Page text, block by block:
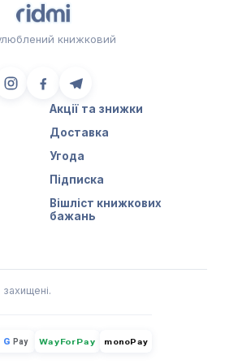
книжковий
Акції та знижки
Доставка
Угода
Підписка
Вішліст книжкових
бажань
G Pay WayForPay monoPay